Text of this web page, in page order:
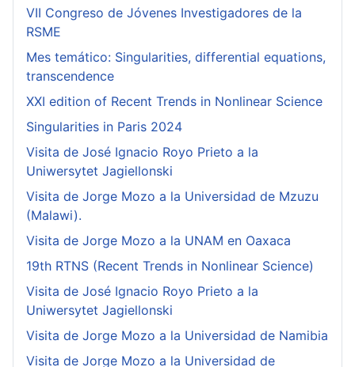
VII Congreso de Jóvenes Investigadores de la
RSME
Mes temático: Singularities, differential equations,
transcendence
XXI edition of Recent Trends in Nonlinear Science
Singularities in Paris 2024
Visita de José Ignacio Royo Prieto a la
Uniwersytet Jagiellonski
Visita de Jorge Mozo a la Universidad de Mzuzu
(Malawi).
Visita de Jorge Mozo a la UNAM en Oaxaca
19th RTNS (Recent Trends in Nonlinear Science)
Visita de José Ignacio Royo Prieto a la
Uniwersytet Jagiellonski
Visita de Jorge Mozo a la Universidad de Namibia
Visita de Jorge Mozo a la Universidad de